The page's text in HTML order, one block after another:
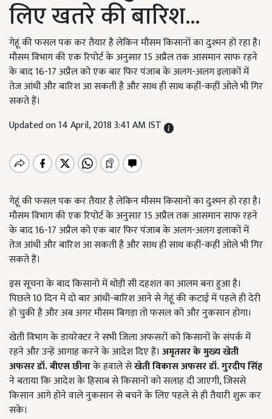
लिए खतरे की बारिश...
गेहूं की फसल पक कर तैयार है लेकिन मौसम किसानों का दुश्मन हो रहा है।
मौसम विभाग की एक रिपोर्ट के अनुसार 15 अप्रैल तक आसमान साफ रहने
के बाद 16-17 अप्रैल को एक बार फिर पंजाब के अलग-अलग इलाकों में
तेज आंधी और बारिश आ सकती है और साथ ही साथ कहीं-कहीं ओले भी गिर
सकते हैं।
Updated on 14 April, 2018 3:41 AM IST
गेहूं की फसल पक कर तैयार है लेकिन मौसम किसानों का दुश्मन हो रहा है।
मौसम विभाग की एक रिपोर्ट के अनुसार 15 अप्रैल तक आसमान साफ रहने
के बाद 16-17 अप्रैल को एक बार फिर पंजाब के अलग-अलग इलाकों में
तेज आंधी और बारिश आ सकती है और साथ ही साथ कहीं-कहीं ओले भी गिर
सकते हैं।
इस सूचना के बाद किसानो में थोड़ी सी दहशत का आलम बना हुआ है।
पिछले 10 दिन में दो बार आंधी-बारिश आने से गेहूं की कटाई में पहले ही देरी
हो चुकी है और अब अगर मौसम बिगड़ा तो फसल को और नुकसान होगा।
खेती विभाग के डायरेक्टर ने सभी जिला अफसरों को किसानों के संपर्क में
रहने और उन्हें आगाह करने के आदेश दिए हैं। अमृतसर के मुख्य खेती
अफसर डॉ. बीएस छीनाके हवाले सेखेती विकास अफसर डॉ. गुरदीप सिंह
ने बताया कि आदेश के हिसाब से किसानों को सलाह दी जाएगी, जिससे
किसान आगे होने वाले नुकसान से बचने के लिए पहले से ही तैयारी शुरू कर
सके।